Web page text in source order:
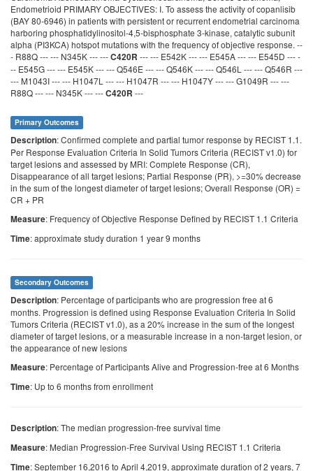
C420R --- --- E542K --- --- E545A --- --- E545D --- -
-- E545G --- --- E545K --- --- Q546E --- --- Q546K --- --- Q546L --- --- Q546R ---
--- M1043I --- --- H1047L --- --- H1047R --- --- H1047Y --- --- G1049R --- ---
R88Q --- --- N345K --- ---C420R ---
Primary Outcomes
Description: Confirmed complete and partial tumor response by RECIST 1.1.
Per Response Evaluation Criteria In Solid Tumors Criteria (RECIST v1.0) for
target lesions and assessed by MRI: Complete Response (CR),
Disappearance of all target lesions; Partial Response (PR), >=30% decrease
in the sum of the longest diameter of target lesions; Overall Response (OR) =
CR + PR
Measure: Frequency of Objective Response Defined by RECIST 1.1 Criteria
Time: approximate study duration 1 year 9 months
Secondary Outcomes
Description: Percentage of participants who are progression free at 6
months. Progression is defined using Response Evaluation Criteria In Solid
Tumors Criteria (RECIST v1.0), as a 20% increase in the sum of the longest
diameter of target lesions, or a measurable increase in a non-target lesion, or
the appearance of new lesions
Measure: Percentage of Participants Alive and Progression-free at 6 Months
Time: Up to 6 months from enrollment
Description: The median progression-free survival time
Measure: Median Progression-Free Survival Using RECIST 1.1 Criteria
Time: September 16,2016 to April 4,2019, approximate duration of 2 years, 7